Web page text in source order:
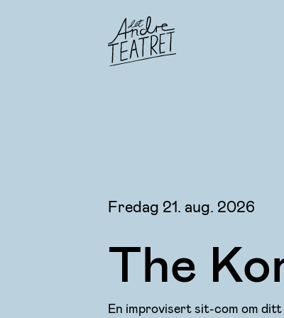
Fredag 21. aug. 2026
The
En improvisert sit-com om